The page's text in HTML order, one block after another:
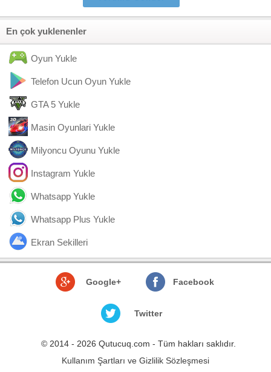
En çok yuklenenler
Oyun Yukle
Telefon Ucun Oyun Yukle
GTA 5 Yukle
Masin Oyunlari Yukle
Milyoncu Oyunu Yukle
Instagram Yukle
Whatsapp Yukle
Whatsapp Plus Yukle
Ekran Sekilleri
Google+ Facebook
Twitter
© 2014 - 2026 Qutucuq.com - Tüm hakları saklıdır.
Kullanım Şartları ve Gizlilik Sözleşmesi